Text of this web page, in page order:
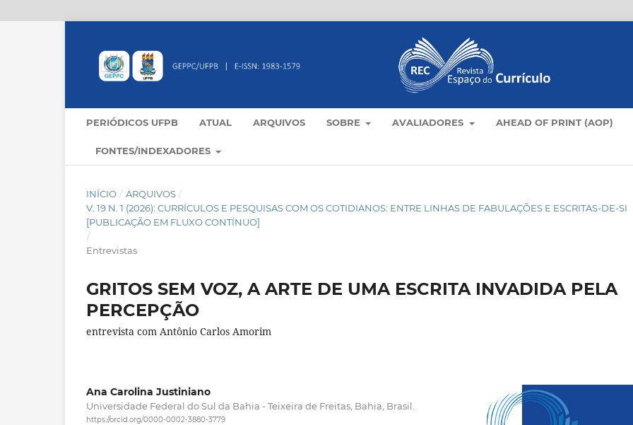
PERIÓDICOS UFPB ATUAL ARQUIVOS SOBRE AVALIADORES AHEAD OF PRINT (AOP)
FONTES/INDEXADORES
INÍCIO / ARQUIVOS /
V. 19 N. 1 (2026): CURRÍCULOS E PESQUISAS COM OS COTIDIANOS: ENTRE LINHAS DE FABULAÇÕES E ESCRITAS-DE-SI
[PUBLICAÇÃO EM FLUXO CONTÍNUO]
/
Entrevistas
GRITOS SEM VOZ, A ARTE DE UMA ESCRITA INVADIDA PELA
PERCEPÇÃO
entrevista com Antônio Carlos Amorim
Ana Carolina Justiniano
Universidade Federal do Sul da Bahia - Teixeira de Freitas, Bahia, Brasil.
https://orcid.org/0000-0002-3880-3779